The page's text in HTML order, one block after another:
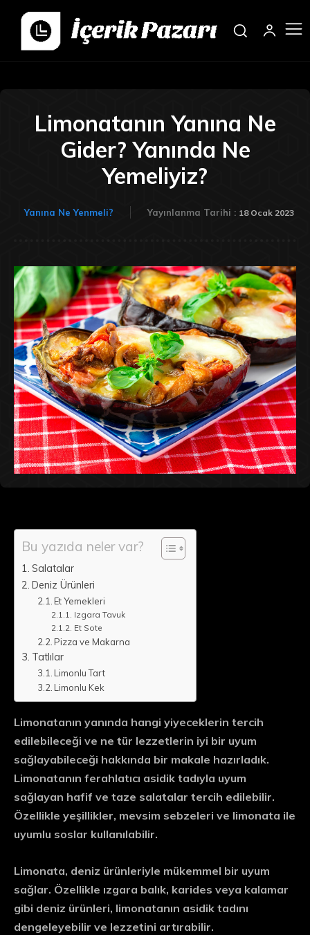
Limonatanın Yanına Ne
Gider? Yanında Ne
Yemeliyiz?
Yanına Ne Yenmeli? Yayınlanma Tarihi : 18 Ocak 2023
Bu yazıda neler var?
Salatalar
Deniz Ürünleri
Et Yemekleri
Izgara Tavuk
Et Sote
Pizza ve Makarna
Tatlılar
Limonlu Tart
Limonlu Kek
Limonatanın yanında hangi yiyeceklerin tercih
edilebileceği ve ne tür lezzetlerin iyi bir uyum
sağlayabileceği hakkında bir makale hazırladık.
Limonatanın ferahlatıcı asidik tadıyla uyum
sağlayan hafif ve taze salatalar tercih edilebilir.
Özellikle yeşillikler, mevsim sebzeleri ve limonata ile
uyumlu soslar kullanılabilir.
Limonata, deniz ürünleriyle mükemmel bir uyum
sağlar. Özellikle ızgara balık, karides veya kalamar
gibi deniz ürünleri, limonatanın asidik tadını
dengeleyebilir ve lezzetini artırabilir.